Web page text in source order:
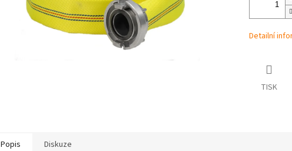
Detailní
TISK
Popis Diskuze